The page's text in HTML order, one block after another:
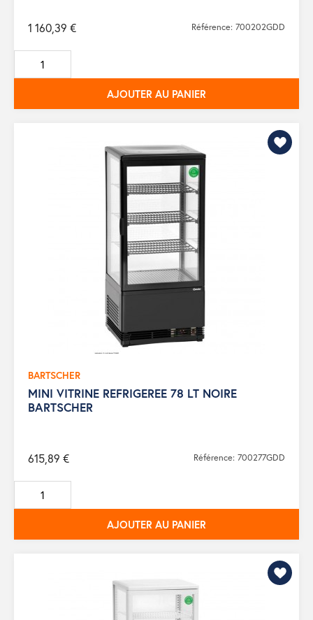
1 160,39 € Référence: 700202GDD
AJOUTER AU PANIER
BARTSCHER
MINI VITRINE REFRIGEREE 78 LT NOIRE
BARTSCHER
615,89 € Référence: 700277GDD
AJOUTER AU PANIER